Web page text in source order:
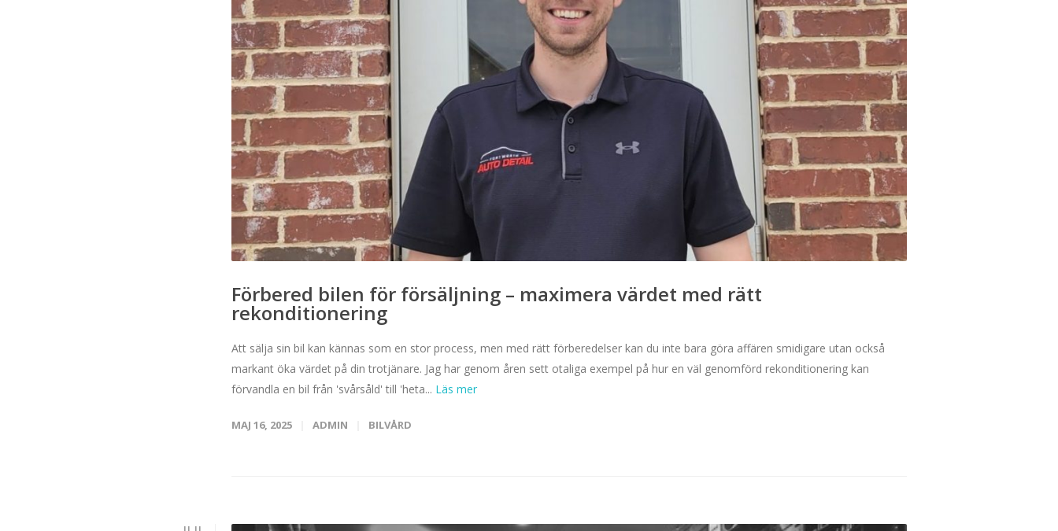
Förbered bilen för försäljning – maximera värdet med rätt
rekonditionering
Att sälja sin bil kan kännas som en stor process, men med rätt förberedelser kan du inte bara göra affären smidigare utan också
markant öka värdet på din trotjänare. Jag har genom åren sett otaliga exempel på hur en väl genomförd rekonditionering kan
förvandla en bil från 'svårsåld' till 'heta...
MAJ 16, 2025 ADMIN BILVÅRD